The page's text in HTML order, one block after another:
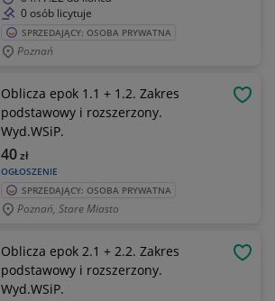
0 osób licytuje
SPRZEDAJĄCY: OSOBA PRYWATNA
Poznań
Oblicza epok 1.1 + 1.2. Zakres
podstawowy i rozszerzony.
Wyd.WSiP.
OGŁOSZENIE
40zł
SPRZEDAJĄCY: OSOBA PRYWATNA
Poznań, Stare Miasto
Oblicza epok 2.1 + 2.2. Zakres
podstawowy i rozszerzony.
Wyd.WSiP.